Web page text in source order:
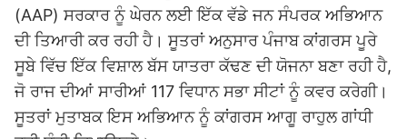
(AAP) ਸਰਕਾਰ ਨੂੰ ਘੇਰਨ ਲਈ ਇੱਕ ਵੱਡੇ ਜਨ ਸੰਪਰਕ ਅਭਿਆਨ
ਦੀ ਤਿਆਰੀ ਕਰ ਰਹੀ ਹੈ। ਸੂਤਰਾਂ ਅਨੁਸਾਰ ਪੰਜਾਬ ਕਾਂਗਰਸ ਪੂਰੇ
ਸੂਬੇ ਵਿੱਚ ਇੱਕ ਵਿਸ਼ਾਲ ਬੱਸ ਯਾਤਰਾ ਕੱਢਣ ਦੀ ਯੋਜਨਾ ਬਣਾ ਰਹੀ ਹੈ,
ਜੋ ਰਾਜ ਦੀਆਂ ਸਾਰੀਆਂ 117 ਵਿਧਾਨ ਸਭਾ ਸੀਟਾਂ ਨੂੰ ਕਵਰ ਕਰੇਗੀ।
ਸੂਤਰਾਂ ਮੁਤਾਬਕ ਇਸ ਅਭਿਆਨ ਨੂੰ ਕਾਂਗਰਸ ਆਗੂ ਰਾਹੁਲ ਗਾਂਧੀ